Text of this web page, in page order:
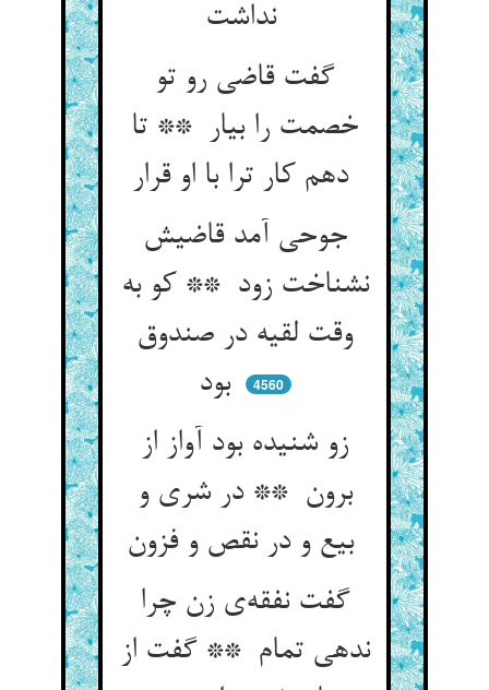
نداشت
گفت قاضی رو تو
خصمت را بیار ** تا
دهم کار ترا با او قرار
جوحی آمد قاضیش
نشناخت زود ** کو به
وقت لقیه در صندوق
بود
4560
زو شنیده بود آواز از
برون ** در شری و
بیع و در نقص و فزون
گفت نفقه‌ی زن چرا
ندهی تمام ** گفت از